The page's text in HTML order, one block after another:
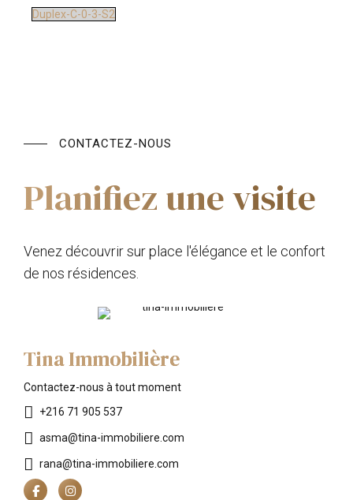
Duplex-C-0-3-S2
CONTACTEZ-NOUS
Planifiez une visite
Venez découvrir sur place l'élégance et le confort
de nos résidences.
Tina Immobilière
Contactez-nous à tout moment
+216 71 905 537
asma@tina-immobiliere.com
rana@tina-immobiliere.com